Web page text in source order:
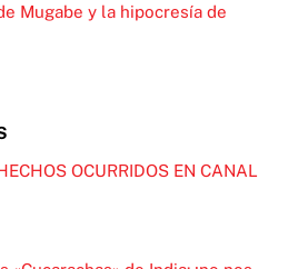
Mugabe y la hipocresía de
OCURRIDOS EN CANAL